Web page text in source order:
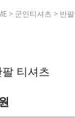
> 군인티셔츠 > 반팔
티셔츠